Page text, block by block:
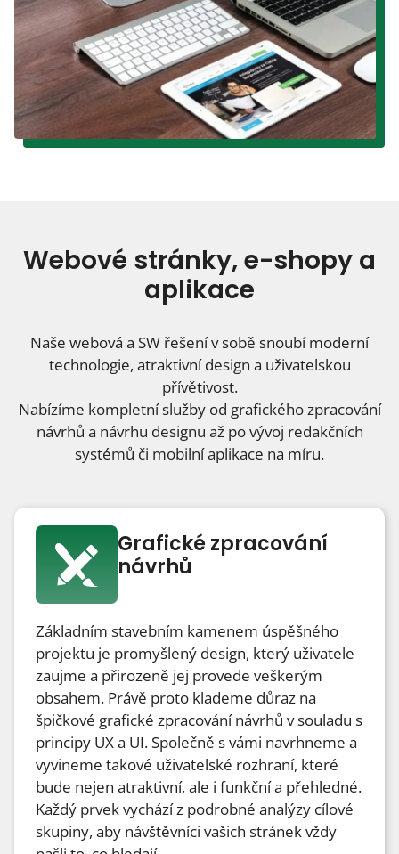
Webové stránky, e-shopy a
aplikace
Naše webová a SW řešení v sobě snoubí moderní
technologie, atraktivní design a uživatelskou
přívětivost.
Nabízíme kompletní služby od grafického zpracování
návrhů a návrhu designu až po vývoj redakčních
systémů či mobilní aplikace na míru.
Grafické zpracování
návrhů
Základním stavebním kamenem úspěšného
projektu je promyšlený design, který uživatele
zaujme a přirozeně jej provede veškerým
obsahem. Právě proto klademe důraz na
špičkové grafické zpracování návrhů v souladu s
principy UX a UI. Společně s vámi navrhneme a
vyvineme takové uživatelské rozhraní, které
bude nejen atraktivní, ale i funkční a přehledné.
Každý prvek vychází z podrobné analýzy cílové
skupiny, aby návštěvníci vašich stránek vždy